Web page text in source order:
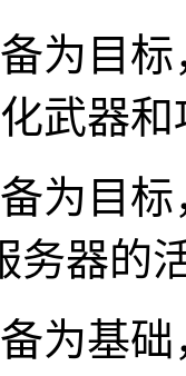
为目
武器
为目
务器的
为基